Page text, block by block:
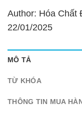
Author: Hóa Chất
22/01/2025
MÔ TẢ
TỪ KHÓA
THÔNG TIN MUA